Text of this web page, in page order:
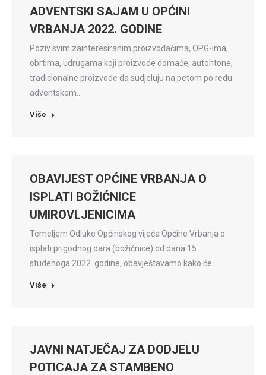
ADVENTSKI SAJAM U OPĆINI
VRBANJA 2022. GODINE
Poziv svim zainteresiranim proizvođačima, OPG-ima,
obrtima, udrugama koji proizvode domaće, autohtone,
tradicionalne proizvode da sudjeluju na petom po redu
adventskom…
Više
OBAVIJEST OPĆINE VRBANJA O
ISPLATI BOŽIĆNICE
UMIROVLJENICIMA
Temeljem Odluke Općinskog vijeća Općine Vrbanja o
isplati prigodnog dara (božićnice) od dana 15.
studenoga 2022. godine, obavještavamo kako će…
Više
JAVNI NATJEČAJ ZA DODJELU
POTICAJA ZA STAMBENO